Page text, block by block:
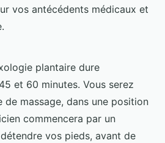
vos antécédents médicaux et
plantaire dure
et 60 minutes. Vous serez
de massage, dans une position
commencera par un
vos pieds, avant de